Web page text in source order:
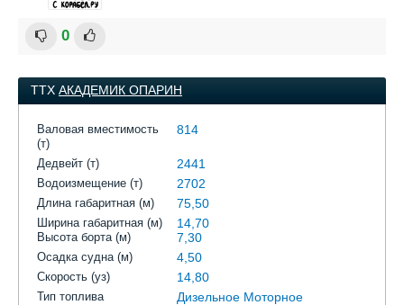
0
ТТХ АКАДЕМИК ОПАРИН
Валовая вместимость
(т)
814
Дедвейт (т) 2441
Водоизмещение (т) 2702
Длина габаритная (м) 75,50
Ширина габаритная (м) 14,70
Высота борта (м) 7,30
Осадка судна (м) 4,50
Скорость (уз) 14,80
Тип топлива Дизельное Моторное